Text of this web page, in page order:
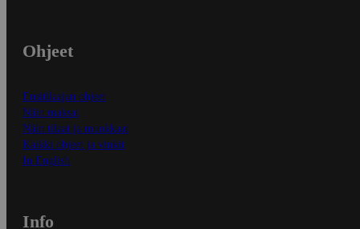
Ohjeet
Ensitilaajan ohjeet
Näin maksat
Näin tilaat ja muokkaat
Kaikki ohjeet ja vinkit
In English
Info